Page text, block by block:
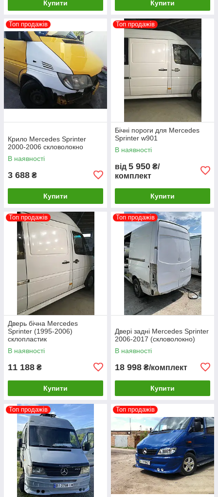
Купити Купити
Топ продажів
Крило Mercedes Sprinter
2000-2006 скловолокно
В наявності
3 688 ₴
Купити
Топ продажів
Бічні пороги для Mercedes
Sprinter w901
В наявності
від 5 950 ₴/
комплект
Купити
Топ продажів
Дверь бічна Mercedes
Sprinter (1995-2006)
склопластик
В наявності
11 188 ₴
Купити
Топ продажів
Двері задні Mercedes Sprinter
2006-2017 (скловолокно)
В наявності
18 998 ₴/комплект
Купити
Топ продажів Топ продажів